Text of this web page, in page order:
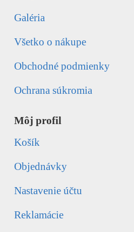
Galéria
Všetko o nákupe
Obchodné podmienky
Ochrana súkromia
Môj profil
Košík
Objednávky
Nastavenie účtu
Reklamácie